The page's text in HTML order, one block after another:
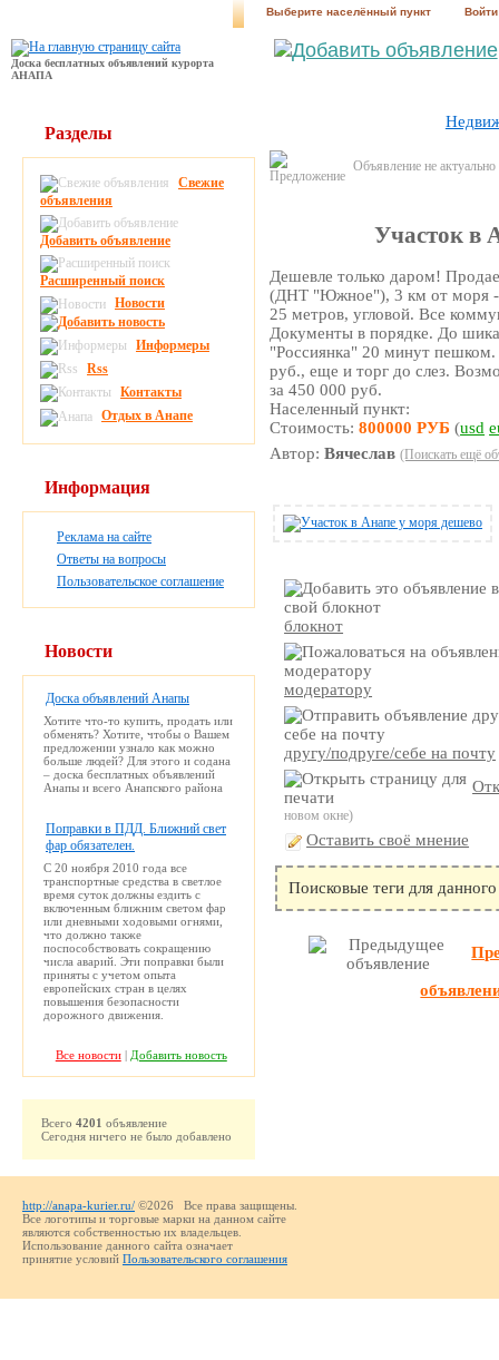
Выберите населённый пункт Войти
Доска бесплатных объявлений курорта
АНАПА
Объявление не
Участок в
Дешевле только даром!
(ДНТ "Южное"), 3 км от моря -
25 метров, угловой. Все
Документы в порядке. До
"Россиянка" 20 минут
руб., еще и торг до слез.
за 450 000 руб.
Населенный пункт:
Стоимость:800000 РУБ (usd
Автор:Вячеслав (Поискать ещё
блокнот
модератору
другу/подруге/себе на почту
новом окне)
Оставить своё мнение
Поисковые теги для
Разделы
Свежие
объявления
Добавить объявление
Расширенный поиск
Новости
Информеры
Rss
Контакты
Отдых в Анапе
Информация
Реклама на сайте
Ответы на вопросы
Пользовательское соглашение
Новости
Доска объявлений Анапы
Хотите что-то купить, продать или
обменять? Хотите, чтобы о Вашем
предложении узнало как можно
больше людей? Для этого и содана
– доска бесплатных объявлений
Анапы и всего Анапского района
Поправки в ПДД. Ближний свет
фар обязателен.
С 20 ноября 2010 года все
транспортные средства в светлое
время суток должны ездить с
включенным ближним светом фар
или дневными ходовыми огнями,
что должно также
поспособствовать сокращению
числа аварий. Эти поправки были
приняты с учетом опыта
европейских стран в целях
повышения безопасности
дорожного движения.
Все новости| Добавить новость
Всего 4201 объявление
Сегодня ничего не было добавлено
http://anapa-kurier.ru/ ©2026 Все права защищены.
Все логотипы и торговые марки на данном сайте
являются собственностью их владельцев.
Использование данного сайта означает
принятие условий Пользовательского соглашения